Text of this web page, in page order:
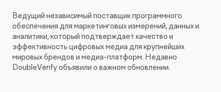
Ведущий независимый поставщик программного
обеспечения для маркетинговых измерений, данных и
аналитики, который подтверждает качество и
эффективность цифровых медиа для крупнейших
мировых брендов и медиа-платформ. Недавно
DoubleVerify объявили о важном обновлении.